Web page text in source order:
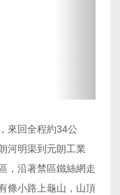
來回全程約34公
河明渠到元朗工業
，沿著禁區鐵絲網走
條小路上龜山，山頂